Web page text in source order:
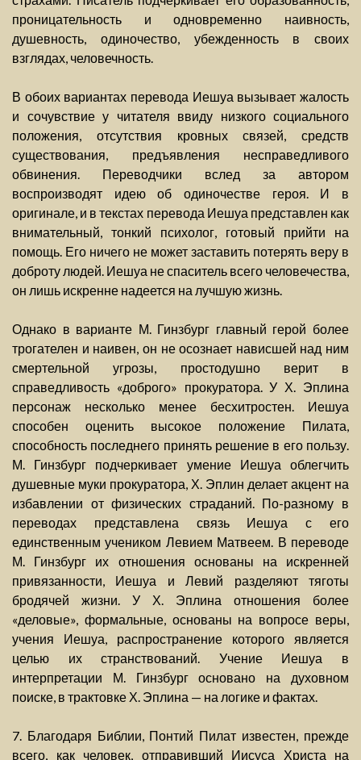
проницательность и одновременно наивность,
душевность, одиночество, убежденность в своих
взглядах, человечность.
В обоих вариантах перевода Иешуа вызывает жалость
и сочувствие у читателя ввиду низкого социального
положения, отсутствия кровных связей, средств
существования, предъявления несправедливого
обвинения. Переводчики вслед за автором
воспроизводят идею об одиночестве героя. И в
оригинале, и в текстах перевода Иешуа представлен как
внимательный, тонкий психолог, готовый прийти на
помощь. Его ничего не может заставить потерять веру в
доброту людей. Иешуа не спаситель всего человечества,
он лишь искренне надеется на лучшую жизнь.
Однако в варианте М. Гинзбург главный герой более
трогателен и наивен, он не осознает нависшей над ним
смертельной угрозы, простодушно верит в
справедливость «доброго» прокуратора. У Х. Эплина
персонаж несколько менее бесхитростен. Иешуа
способен оценить высокое положение Пилата,
способность последнего принять решение в его пользу.
М. Гинзбург подчеркивает умение Иешуа облегчить
душевные муки прокуратора, Х. Эплин делает акцент на
избавлении от физических страданий. По-разному в
переводах представлена связь Иешуа с его
единственным учеником Левием Матвеем. В переводе
М. Гинзбург их отношения основаны на искренней
привязанности, Иешуа и Левий разделяют тяготы
бродячей жизни. У Х. Эплина отношения более
«деловые», формальные, основаны на вопросе веры,
учения Иешуа, распространение которого является
целью их странствований. Учение Иешуа в
интерпретации М. Гинзбург основано на духовном
поиске, в трактовке Х. Эплина — на логике и фактах.
7. Благодаря Библии, Понтий Пилат известен, прежде
всего, как человек, отправивший Иисуса Христа на